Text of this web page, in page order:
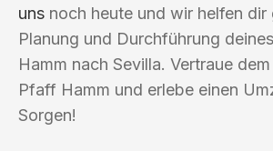
uns noch heute und wir helfen dir
Planung und Durchführung
Hamm nach Sevilla. Vertraue
Pfaff Hamm und erlebe einen
Sorgen!